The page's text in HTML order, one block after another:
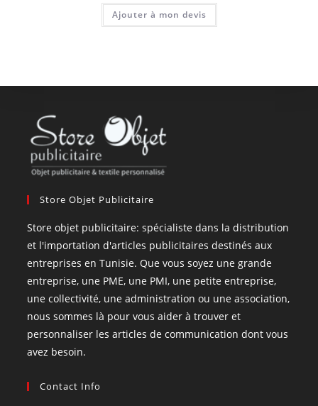
Ajouter à mon devis
Store Objet Publicitaire
Store objet publicitaire: spécialiste dans la distribution
et l'importation d'articles publicitaires destinés aux
entreprises en Tunisie. Que vous soyez une grande
entreprise, une PME, une PMI, une petite entreprise,
une collectivité, une administration ou une association,
nous sommes là pour vous aider à trouver et
personnaliser les articles de communication dont vous
avez besoin.
Contact Info